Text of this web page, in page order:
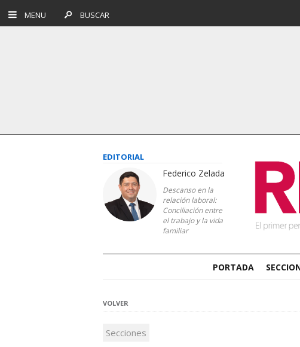
MENU BUSCAR
EDITORIAL
Federico Zelada
Descanso en la
relación laboral:
Conciliación entre
el trabajo y la vida
familiar
PORTADA
VOLVER
Secciones